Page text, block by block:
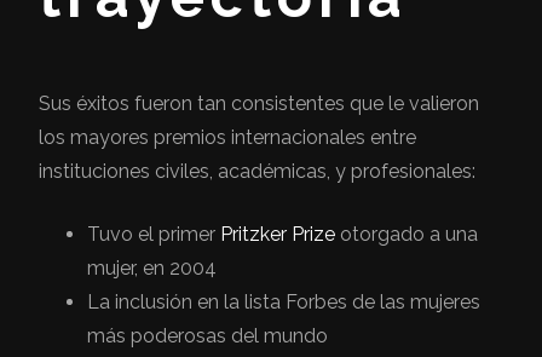
Sus éxitos fueron tan consistentes que le valieron
los mayores premios internacionales entre
instituciones civiles, académicas, y profesionales:
Tuvo el primer Pritzker Prize otorgado a una
mujer, en 2004
La inclusión en la lista Forbes de las mujeres
más poderosas del mundo